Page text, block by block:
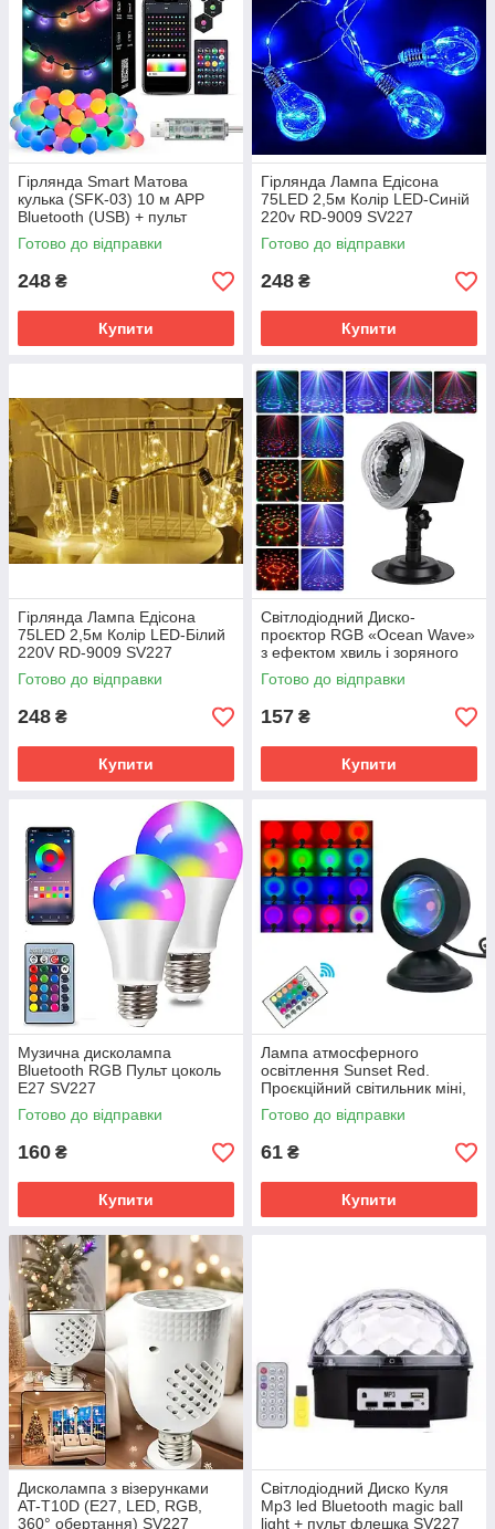
Гірлянда Smart Матова
кулька (SFK-03) 10 м APP
Bluetooth (USB) + пульт
SV227
Готово до відправки
248 ₴
Купити
Гірлянда Лампа Едісона
75LED 2,5м Колір LED-Синій
220v RD-9009 SV227
Готово до відправки
248 ₴
Купити
Гірлянда Лампа Едісона
75LED 2,5м Колір LED-Білий
220V RD-9009 SV227
Готово до відправки
248 ₴
Купити
Світлодіодний Диско-
проєктор RGB «Ocean Wave»
з ефектом хвиль і зоряного
неба SV227
Готово до відправки
157 ₴
Купити
Музична дисколампа
Bluetooth RGB Пульт цоколь
Е27 SV227
Готово до відправки
160 ₴
Купити
Лампа атмосферного
освітлення Sunset Red.
Проєкційний світильник міні,
16 кольорів, захід веселка,
USB, Лампа SV227
Готово до відправки
61 ₴
Купити
Дисколампа з візерунками
AT-T10D (E27, LED, RGB,
360° обертання) SV227
Світлодіодний Диско Куля
Mp3 led Bluetooth magic ball
light + пульт флешка SV227